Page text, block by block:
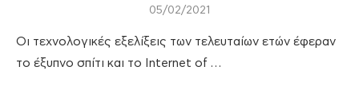
05/02/2021
Οι τεχνολογικές εξελίξεις των τελευταίων ετών έφεραν
το έξυπνο σπίτι και το Internet of …